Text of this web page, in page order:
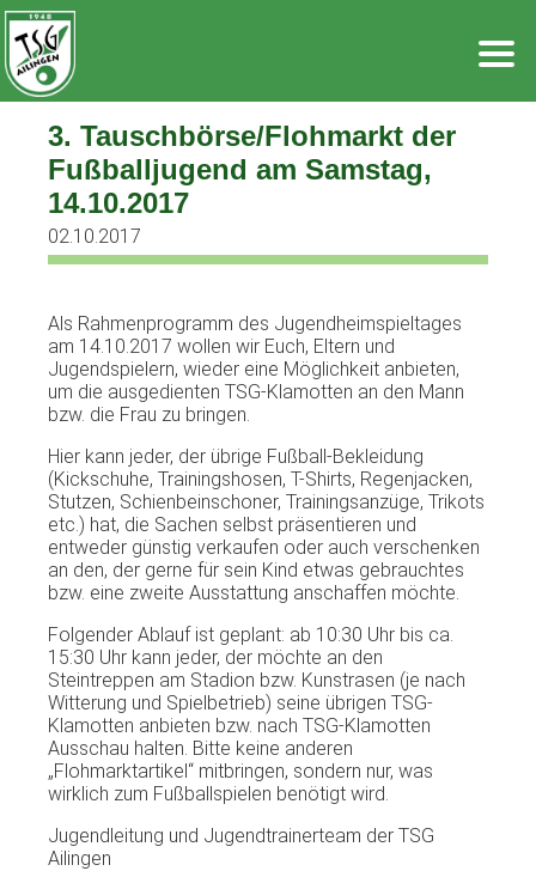
Zum
Inhalt
springen
3. Tauschbörse/Flohmarkt der
Fußballjugend am Samstag,
14.10.2017
02.10.2017
Als Rahmenprogramm des Jugendheimspieltages
am 14.10.2017 wollen wir Euch, Eltern und
Jugendspielern, wieder eine Möglichkeit anbieten,
um die ausgedienten TSG-Klamotten an den Mann
bzw. die Frau zu bringen.
Hier kann jeder, der übrige Fußball-Bekleidung
(Kickschuhe, Trainingshosen, T-Shirts, Regenjacken,
Stutzen, Schienbeinschoner, Trainingsanzüge, Trikots
etc.) hat, die Sachen selbst präsentieren und
entweder günstig verkaufen oder auch verschenken
an den, der gerne für sein Kind etwas gebrauchtes
bzw. eine zweite Ausstattung anschaffen möchte.
Folgender Ablauf ist geplant: ab 10:30 Uhr bis ca.
15:30 Uhr kann jeder, der möchte an den
Steintreppen am Stadion bzw. Kunstrasen (je nach
Witterung und Spielbetrieb) seine übrigen TSG-
Klamotten anbieten bzw. nach TSG-Klamotten
Ausschau halten. Bitte keine anderen
„Flohmarktartikel“ mitbringen, sondern nur, was
wirklich zum Fußballspielen benötigt wird.
Jugendleitung und Jugendtrainerteam der TSG
Ailingen